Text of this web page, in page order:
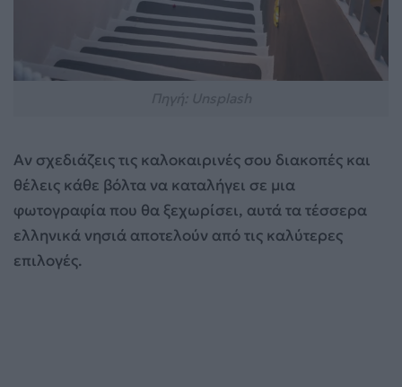
Αν σχεδιάζεις τις καλοκαιρινές σου διακοπές και
θέλεις κάθε βόλτα να καταλήγει σε μια
φωτογραφία που θα ξεχωρίσει, αυτά τα τέσσερα
ελληνικά νησιά αποτελούν από τις καλύτερες
επιλογές.